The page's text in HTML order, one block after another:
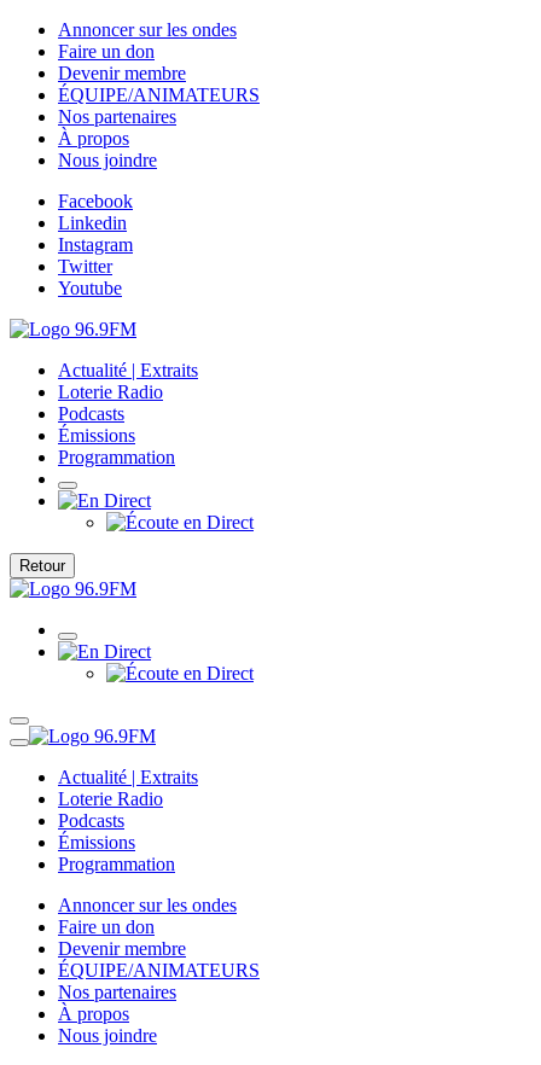
Annoncer sur les ondes
Faire un don
Devenir membre
ÉQUIPE/ANIMATEURS
Nos partenaires
À propos
Nous joindre
Facebook
Linkedin
Instagram
Twitter
Youtube
Actualité | Extraits
Loterie Radio
Podcasts
Émissions
Programmation
Retour
Actualité | Extraits
Loterie Radio
Podcasts
Émissions
Programmation
Annoncer sur les ondes
Faire un don
Devenir membre
ÉQUIPE/ANIMATEURS
Nos partenaires
À propos
Nous joindre